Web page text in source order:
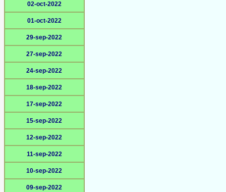
02-oct-2022
01-oct-2022
29-sep-2022
27-sep-2022
24-sep-2022
18-sep-2022
17-sep-2022
15-sep-2022
12-sep-2022
11-sep-2022
10-sep-2022
09-sep-2022